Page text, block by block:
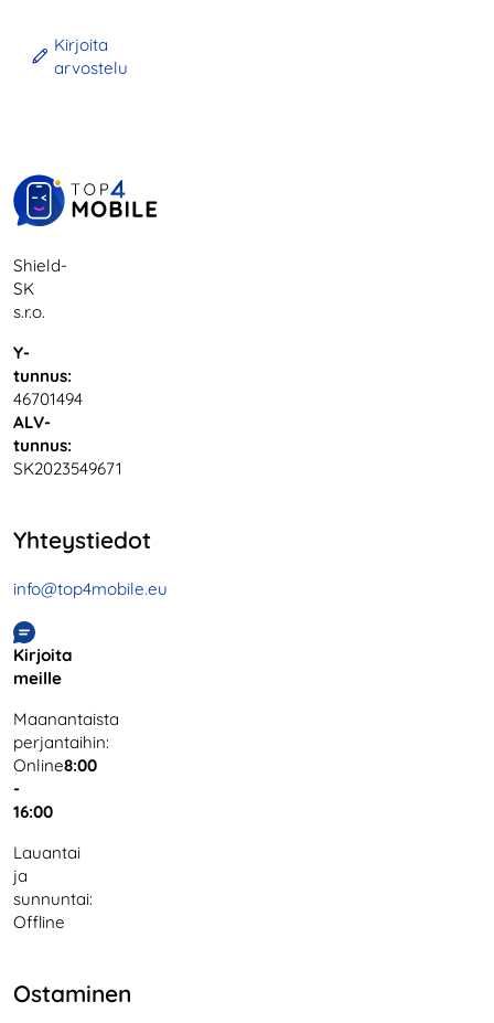
Kirjoita
arvostelu
Shield-
SK
s.r.o.
Y-
tunnus:
46701494
ALV-
tunnus:
SK2023549671
Yhteystiedot
info@top4mobile.eu
Kirjoita
meille
Maanantaista
perjantaihin:
Online8:00
-
16:00
Lauantai
ja
sunnuntai:
Offline
Ostaminen